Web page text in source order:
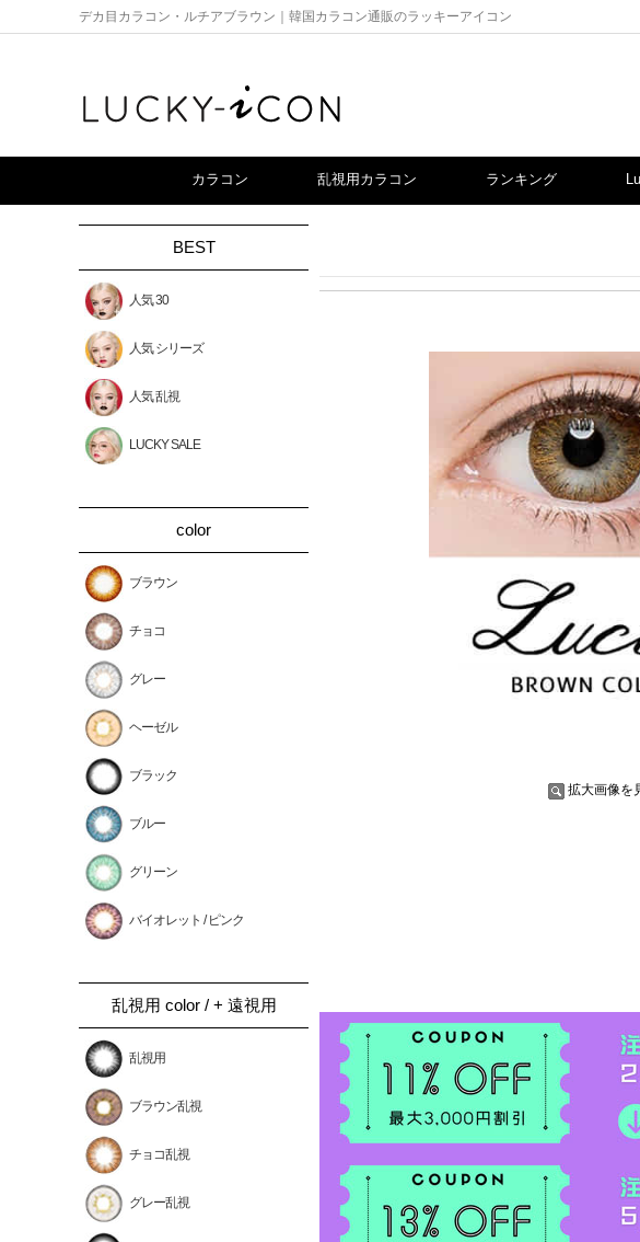
デカ目カラコン・ルチアブラウン｜韓国カラコン通販のラッキーアイコン
カラコン 乱視用カラコン ランキング
BEST
人気 30
人気 シリーズ
人気 乱視
LUCKY SALE
color
ブラウン
チョコ
グレー
ヘーゼル
ブラック
ブルー
グリーン
バイオレット / ピンク
乱視用 color / + 遠視用
乱視用
ブラウン乱視
チョコ乱視
グレー乱視
拡大画像を